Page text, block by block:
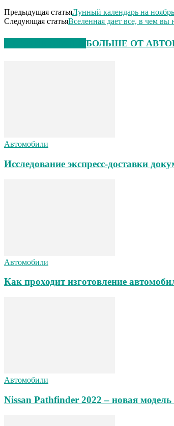
Предыдущая статьяЛунный календарь на
Следующая статьяВселенная дает все, в чем вы
БОЛЬШЕ ОТ
Автомобили
Исследование экспресс-доставки
Автомобили
Как проходит изготовление
Автомобили
Nissan Pathfinder 2022 – новая